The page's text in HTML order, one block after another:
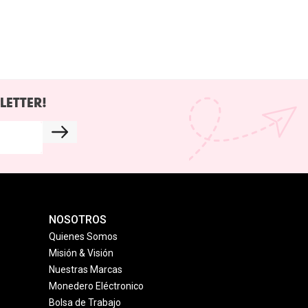
NOSOTROS
Quienes Somos
Misión & Visión
Nuestras Marcas
Monedero Eléctronico
Bolsa de Trabajo